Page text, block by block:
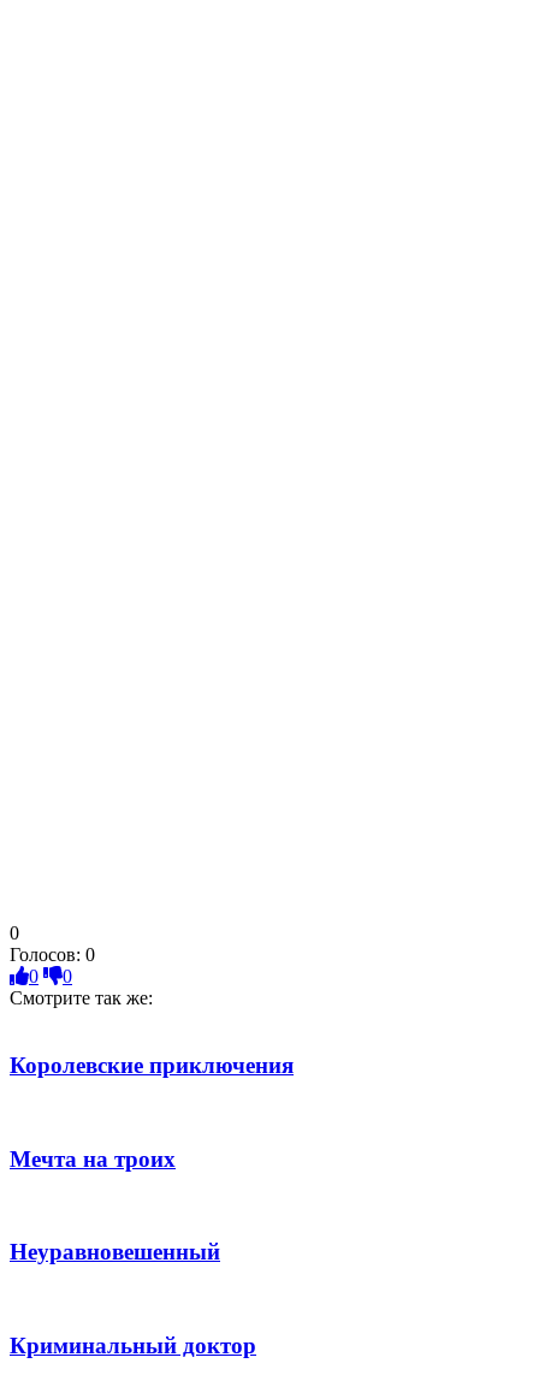
0
Голосов: 0
0
0
Смотрите так же:
Королевские приключения
Мечта на троих
Неуравновешенный
Криминальный доктор